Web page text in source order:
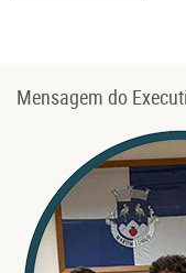
Mensagem do